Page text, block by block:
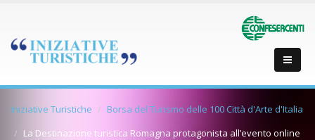
Iniziative Turistiche
Borsa del Turismo delle 100 Città d'Arte d'Italia
La Destinazione turistica Romagna protagonista all’evento online